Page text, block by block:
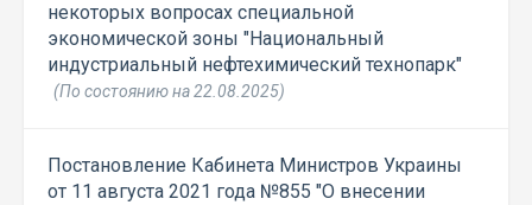
некоторых вопросах специальной
экономической зоны "Национальный
индустриальный нефтехимический технопарк"
(По состоянию на 22.08.2025)
Постановление Кабинета Министров Украины
от 11 августа 2021 года №855 "О внесении